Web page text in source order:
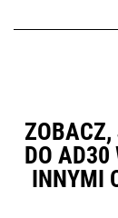
DO AD30
INNYMI